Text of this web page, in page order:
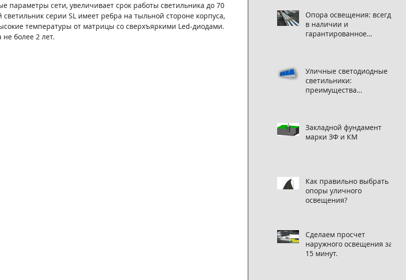
параметры сети, увеличивает срок работы светильника до 70
серии SL имеет ребра на тыльной стороне корпуса,
температуры от матрицы со сверхъяркими Led-диодами.
более 2 лет.
Опора освещения: всегда
в наличии и
гарантированное
Уличные светодиодные
светильники:
преимущества
Закладной фундамент
марки ЗФ и КМ
Как правильно выбрать
опоры уличного
освещения?
Сделаем просчет
наружного освещения за
15 минут.